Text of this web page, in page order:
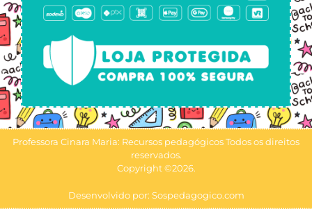
Professora Cinara Maria: Recursos pedagógicos Todos os direitos
reservados.
Copyright ©2026.
Desenvolvido por: Sospedagogico.com